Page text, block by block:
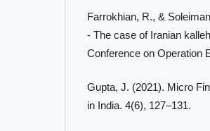
Farrokhian, R., &
- The case of Iranian
Conference on Operation
Gupta, J. (2021). Micro
in India. 4(6), 127–131.